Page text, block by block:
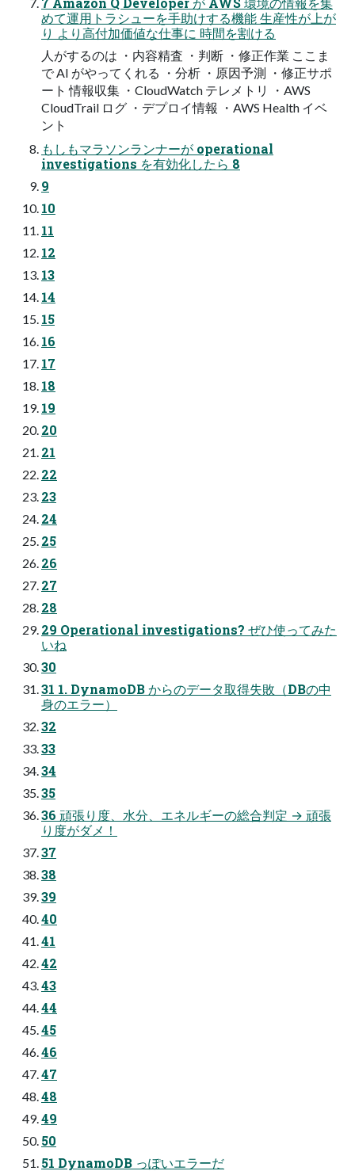
めて運⽤トラシューを⼿助けする機能 ⽣産性が上が
り より⾼付加価値な仕事に 時間を割ける
⼈がするのは ・内容精査 ・判断 ・修正作業 ここま
で AI がやってくれる ・分析 ・原因予測 ・修正サポ
ート 情報収集 ・CloudWatch テレメトリ ・AWS
CloudTrail ログ ・デプロイ情報 ・AWS Health イベ
ント
もしもマラソンランナーが operational
investigations を有効化したら 8
9
10
11
12
13
14
15
16
17
18
19
20
21
22
23
24
25
26
27
28
29 Operational investigations? ぜひ使ってみた
いね
30
31 1. DynamoDB からのデータ取得失敗（DBの中
⾝のエラー）
32
33
34
35
36 頑張り度、⽔分、エネルギーの総合判定 → 頑張
り度がダメ！
37
38
39
40
41
42
43
44
45
46
47
48
49
50
51 DynamoDB っぽいエラーだ